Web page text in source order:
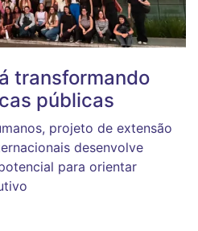
transformando
públicas
projeto de extensão
desenvolve
para orientar